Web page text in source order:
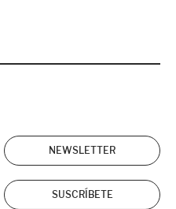
NEWSLETTER
SUSCRÍBETE